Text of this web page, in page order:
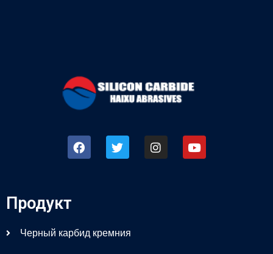
Продукт
Черный карбид кремния